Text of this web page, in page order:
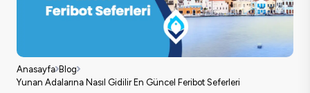
Anasayfa Blog
Yunan Adalarına Nasıl Gidilir En Güncel Feribot Seferleri